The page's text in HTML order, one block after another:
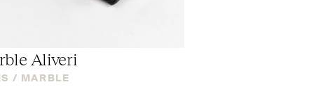
Aliveri
/ MARBLE